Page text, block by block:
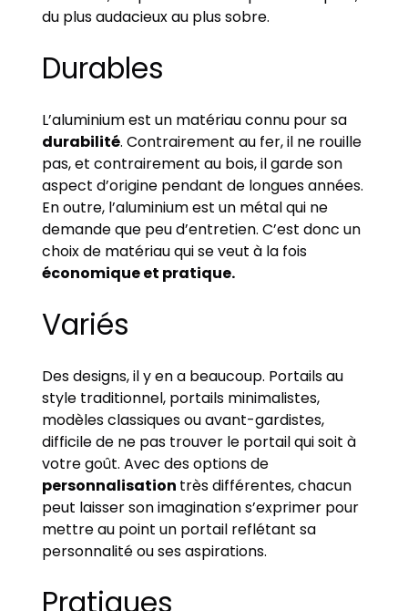
du plus audacieux au plus sobre.
Durables
L’aluminium est un matériau connu pour sa
durabilité. Contrairement au fer, il ne rouille
pas, et contrairement au bois, il garde son
aspect d’origine pendant de longues années.
En outre, l’aluminium est un métal qui ne
demande que peu d’entretien. C’est donc un
choix de matériau qui se veut à la fois
économique et pratique.
Variés
Des designs, il y en a beaucoup. Portails au
style traditionnel, portails minimalistes,
modèles classiques ou avant-gardistes,
difficile de ne pas trouver le portail qui soit à
votre goût. Avec des options de
personnalisation très différentes, chacun
peut laisser son imagination s’exprimer pour
mettre au point un portail reflétant sa
personnalité ou ses aspirations.